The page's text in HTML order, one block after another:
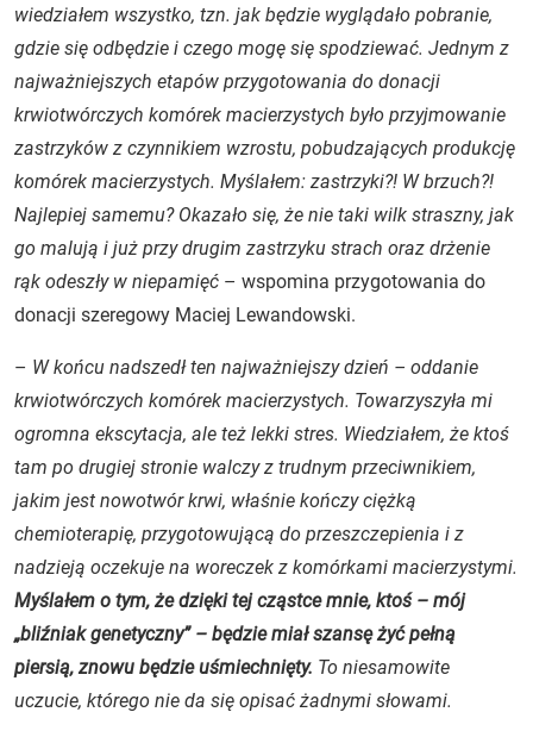
wiedziałem wszystko, tzn. jak będzie wyglądało pobranie,
gdzie się odbędzie i czego mogę się spodziewać. Jednym z
najważniejszych etapów przygotowania do donacji
krwiotwórczych komórek macierzystych było przyjmowanie
zastrzyków z czynnikiem wzrostu, pobudzających produkcję
komórek macierzystych. Myślałem: zastrzyki?! W brzuch?!
Najlepiej samemu? Okazało się, że nie taki wilk straszny, jak
go malują i już przy drugim zastrzyku strach oraz drżenie
rąk odeszły w niepamięć – wspomina przygotowania do
donacji szeregowy Maciej Lewandowski.
– W końcu nadszedł ten najważniejszy dzień – oddanie
krwiotwórczych komórek macierzystych. Towarzyszyła mi
ogromna ekscytacja, ale też lekki stres. Wiedziałem, że ktoś
tam po drugiej stronie walczy z trudnym przeciwnikiem,
jakim jest nowotwór krwi, właśnie kończy ciężką
chemioterapię, przygotowującą do przeszczepienia i z
nadzieją oczekuje na woreczek z komórkami macierzystymi.
Myślałem o tym, że dzięki tej cząstce mnie, ktoś – mój
„bliźniak genetyczny” – będzie miał szansę żyć pełną
piersią, znowu będzie uśmiechnięty. To niesamowite
uczucie, którego nie da się opisać żadnymi słowami.